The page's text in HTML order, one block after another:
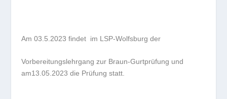
Am 03.5.2023 findet im LSP-Wolfsburg der
Vorbereitungslehrgang zur Braun-Gurtprüfung und
am13.05.2023 die Prüfung statt.